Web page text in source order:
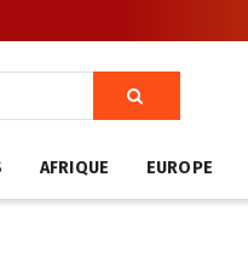
AFRIQUE EUROPE